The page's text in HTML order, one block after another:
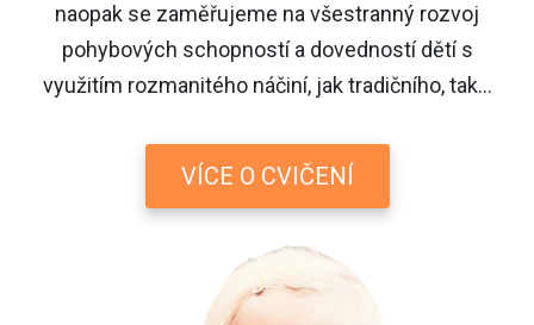
naopak se zaměřujeme na všestranný rozvoj
pohybových schopností a dovedností dětí s
využitím rozmanitého náčiní, jak tradičního, tak...
VÍCE O CVIČENÍ